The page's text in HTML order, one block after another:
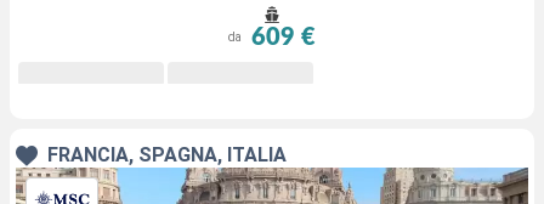
da 609 €
FRANCIA, SPAGNA, ITALIA